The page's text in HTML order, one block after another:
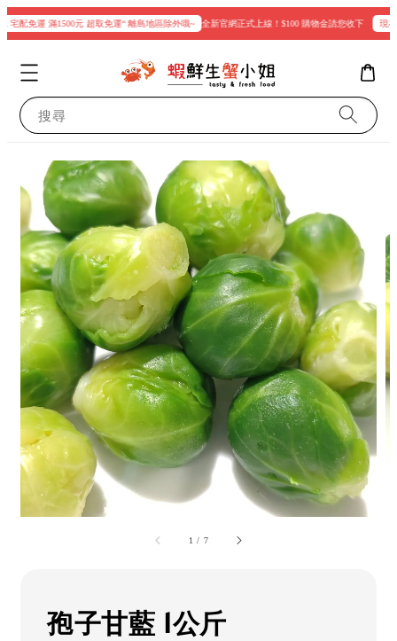
配免運 滿1500元 超取免運“ 離島地區除外哦~ 全新官網正式上線！$100 購物金請您收下 現在
搜尋
1 / 7
孢子甘藍 1公斤